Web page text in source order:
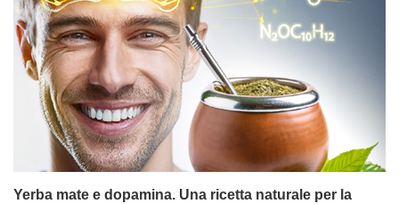
Yerba mate e dopamina. Una ricetta naturale per la